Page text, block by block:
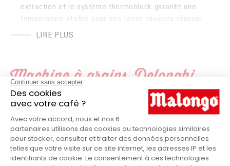
extraction et le système thermoblock garantit une
température stable pour une tasse toujours réussie.
Vous pourrez ajuster l’intensité et la longueur,
La buse vapeur ouvre la porte au plaisir des
cappuccinos et du lait chaud. Son format compact, en
coloris noir, s’intègre facilement dans toutes les
cuisines. Les programmes automatiques de rinçage et
de détartrage, associés aux produits d’entretien
recommandés (détartrant + cartouche filtrante),
assurent un café délicieux, et une machine durable.
CARACTERISIQUES TECHNIQUES
LIRE PLUS
Machine à grains Delonghi
Magnifica Start noir -
FEB2252.B en détail
MARQUE Delonghi